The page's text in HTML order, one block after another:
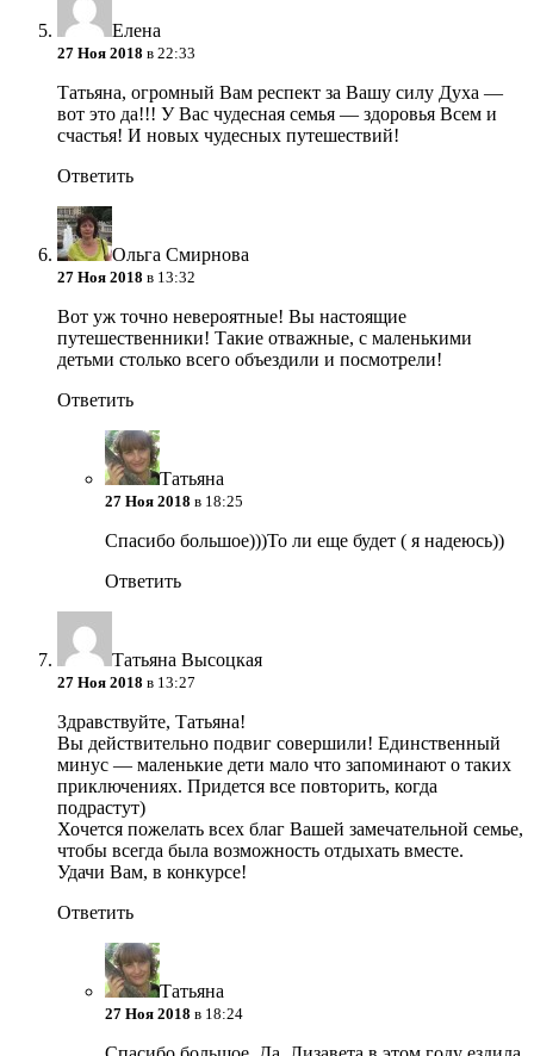
Елена
27 Ноя 2018 в 22:33
Татьяна, огромный Вам респект за Вашу силу Духа —
вот это да!!! У Вас чудесная семья — здоровья Всем и
счастья! И новых чудесных путешествий!
Ответить
Ольга Смирнова
27 Ноя 2018 в 13:32
Вот уж точно невероятные! Вы настоящие
путешественники! Такие отважные, с маленькими
детьми столько всего объездили и посмотрели!
Ответить
Татьяна
27 Ноя 2018 в 18:25
Спасибо большое)))То ли еще будет ( я надеюсь))
Ответить
Татьяна Высоцкая
27 Ноя 2018 в 13:27
Здравствуйте, Татьяна!
Вы действительно подвиг совершили! Единственный
минус — маленькие дети мало что запоминают о таких
приключениях. Придется все повторить, когда
подрастут)
Хочется пожелать всех благ Вашей замечательной семье,
чтобы всегда была возможность отдыхать вместе.
Удачи Вам, в конкурсе!
Ответить
Татьяна
27 Ноя 2018 в 18:24